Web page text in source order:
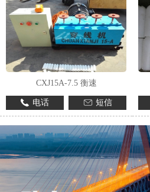
CXJ15A-7.5 衡速
电话 短信